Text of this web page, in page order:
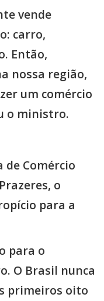
vende
carro,
Então,
nossa região,
um comércio
o ministro.
de Comércio
o
para a
para o
O Brasil nunca
primeiros oito